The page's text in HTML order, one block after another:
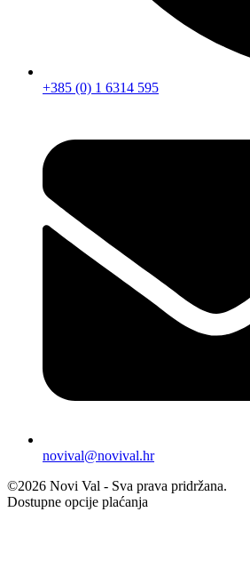
+385 (0) 1 6314 595
novival@novival.hr
©2026 Novi Val - Sva prava pridržana.
Dostupne opcije plaćanja